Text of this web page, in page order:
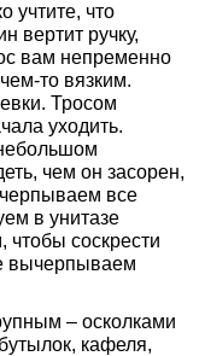
учтите, что
вертит ручку,
вам непременно
то вязким.
Тросом
уходить.
чем он засорен,
все
в унитазе
соскрести
вычерпываем
– осколками
кафеля,